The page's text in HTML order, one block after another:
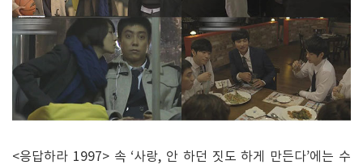
<응답하라 1997> 속 ‘사랑, 안 하던 짓도 하게 만든다’에는 수